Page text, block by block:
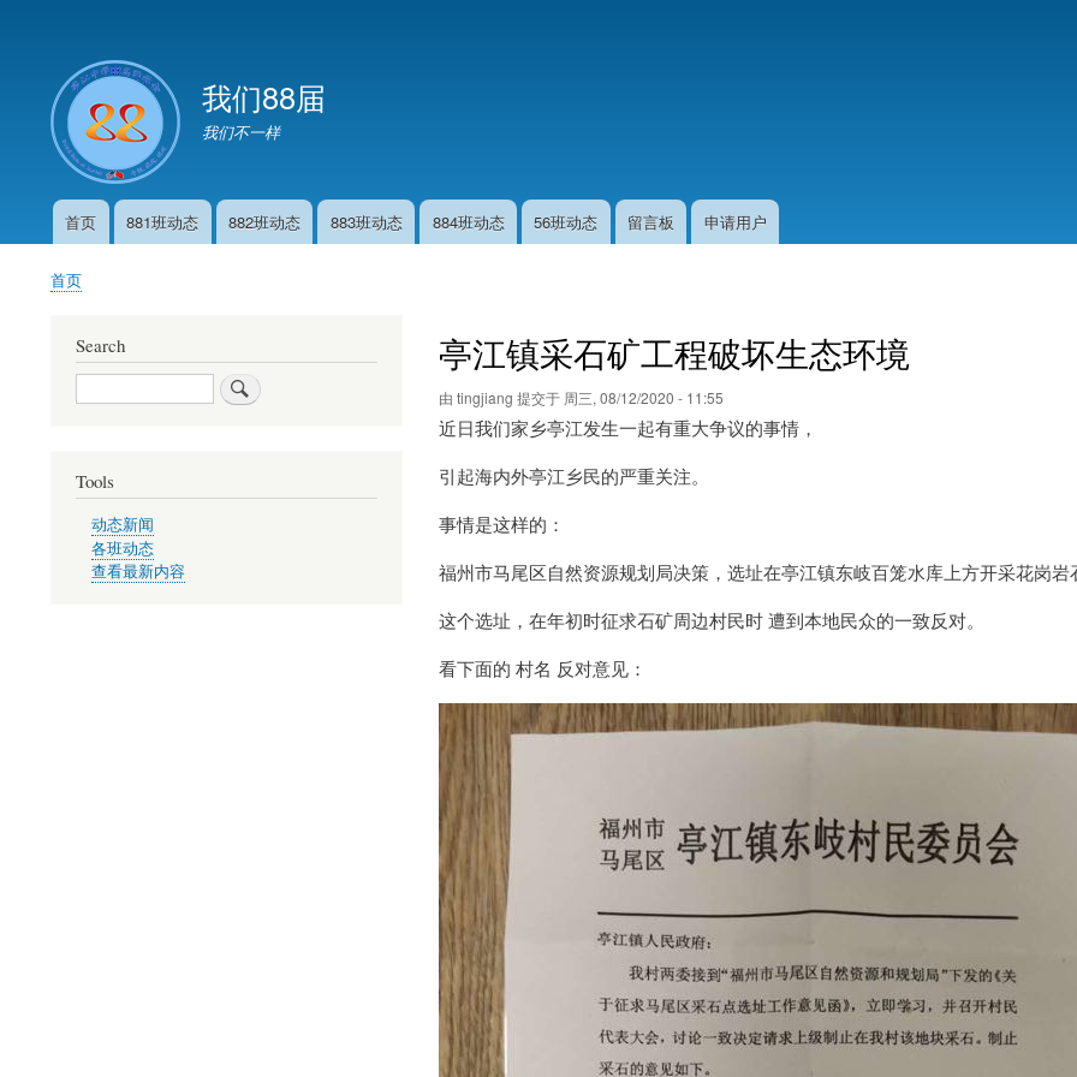
account
menu
我们88届
我们不一样
Main首页 881班动态 882班动态 883班动态 884班动态 56班动态 留言板 申请用户
面
首页
亭江镇采石矿工程破坏生态环境
由 tingjiang 提交于 周三, 08/12/2020 - 11:55
近日我们家乡亭江发生一起有重大争议的事情，
引起海内外亭江乡民的严重关注。
事情是这样的：
福州市马尾区自然资源规划局决策，选址在亭江镇东岐百笼水库上方开采花岗岩
这个选址，在年初时征求石矿周边村民时 遭到本地民众的一致反对。
看下面的 村名 反对意见：
Search
Search
Tools
动态新闻
各班动态
查看最新内容